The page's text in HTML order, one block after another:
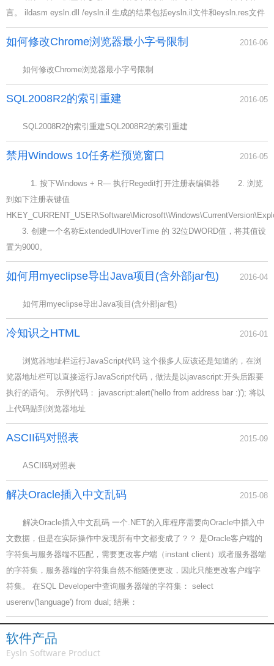
言。 ildasm eysln.dll /eysln.il 生成的结果包括eysln.il文件和eysln.res文件
如何修改Chrome浏览器最小字号限制 2016-06
如何修改Chrome浏览器最小字号限制
SQL2008R2的索引重建 2016-05
SQL2008R2的索引重建SQL2008R2的索引重建
禁用Windows 10任务栏预览窗口 2016-05
1. 按下Windows + R— 执行Regedit打开注册表编辑器 2. 浏览
到如下注册表键值
3. 创建一个名称ExtendedUIHoverTime 的 32位DWORD值，将其值设
置为9000。
如何用myeclipse导出Java项目(含外部jar包) 2016-04
如何用myeclipse导出Java项目(含外部jar包)
冷知识之HTML 2016-01
浏览器地址栏运行JavaScript代码 这个很多人应该还是知道的，在浏
览器地址栏可以直接运行JavaScript代码，做法是以javascript:开头后跟要
执行的语句。 示例代码： javascript:alert('hello from address bar :)'); 将以
上代码贴到浏览器地址
ASCII码对照表 2015-09
ASCII码对照表
解决Oracle插入中文乱码 2015-08
解决Oracle插入中文乱码 一个.NET的入库程序需要向Oracle中插入中
文数据，但是在实际操作中发现所有中文都变成了？？ 是Oracle客户端的
字符集与服务器端不匹配，需要更改客户端（instant client）或者服务器端
的字符集，服务器端的字符集自然不能随便更改，因此只能更改客户端字
符集。 在SQL Developer中查询服务器端的字符集： select
userenv('language') from dual; 结果：
软件产品
Eysln Software Product